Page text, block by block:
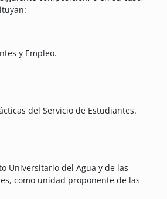
y Empleo.
del Servicio de Estudiantes.
Universitario del Agua y de las
como unidad proponente de las